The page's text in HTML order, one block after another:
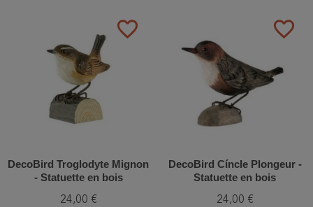
favorite_border
DecoBird Troglodyte Mignon
- Statuette en bois
24,00 €
favorite_border
DecoBird Cíncle Plongeur -
Statuette en bois
24,00 €